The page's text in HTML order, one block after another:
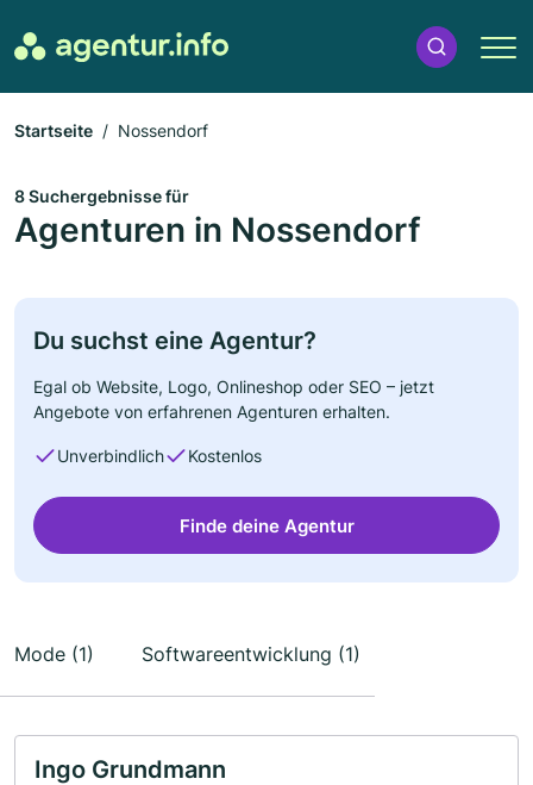
Startseite Nossendorf
8 Suchergebnisse für
Agenturen in Nossendorf
Du suchst eine Agentur?
Egal ob Website, Logo, Onlineshop oder SEO – jetzt
Angebote von erfahrenen Agenturen erhalten.
Unverbindlich Kostenlos
Finde deine Agentur
Mode (1) Softwareentwicklung (1)
Ingo Grundmann